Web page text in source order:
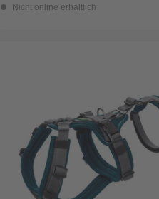
Nicht online erhältlich